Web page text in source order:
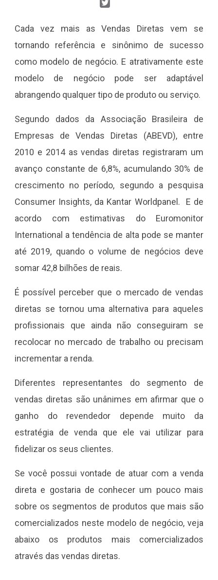
Cada vez mais as Vendas Diretas vem se
tornando referência e sinônimo de sucesso
como modelo de negócio. E atrativamente este
modelo de negócio pode ser adaptável
abrangendo qualquer tipo de produto ou serviço.
Segundo dados da Associação Brasileira de
Empresas de Vendas Diretas (ABEVD), entre
2010 e 2014 as vendas diretas registraram um
avanço constante de 6,8%, acumulando 30% de
crescimento no período, segundo a pesquisa
Consumer Insights, da Kantar Worldpanel. E de
acordo com estimativas do Euromonitor
International a tendência de alta pode se manter
até 2019, quando o volume de negócios deve
somar 42,8 bilhões de reais.
É possível perceber que o mercado de vendas
diretas se tornou uma alternativa para aqueles
profissionais que ainda não conseguiram se
recolocar no mercado de trabalho ou precisam
incrementar a renda.
Diferentes representantes do segmento de
vendas diretas são unânimes em afirmar que o
ganho do revendedor depende muito da
estratégia de venda que ele vai utilizar para
fidelizar os seus clientes.
Se você possui vontade de atuar com a venda
direta e gostaria de conhecer um pouco mais
sobre os segmentos de produtos que mais são
comercializados neste modelo de negócio, veja
abaixo os produtos mais comercializados
através das vendas diretas.